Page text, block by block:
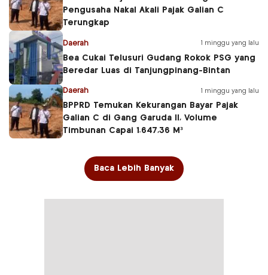
Pengusaha Nakal Akali Pajak Galian C
Terungkap
Daerah 1 minggu yang lalu
Bea Cukai Telusuri Gudang Rokok PSG yang
Beredar Luas di Tanjungpinang-Bintan
Daerah 1 minggu yang lalu
BPPRD Temukan Kekurangan Bayar Pajak
Galian C di Gang Garuda II, Volume
Timbunan Capai 1.647,36 M³
Baca Lebih Banyak